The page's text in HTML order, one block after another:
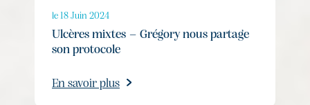
le 18 Juin 2024
Ulcères mixtes – Grégory nous partage
son protocole
En savoir plus